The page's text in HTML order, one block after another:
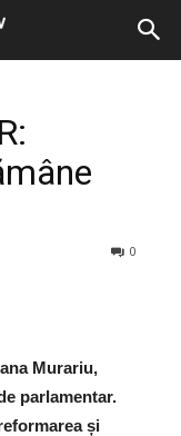
0
Murariu,
parlamentar.
și